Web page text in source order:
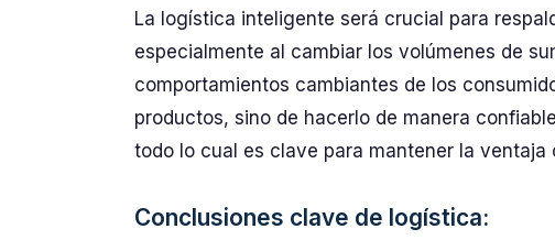
La logística inteligente será crucial para
especialmente al cambiar los volúmenes de
comportamientos cambiantes de los
productos, sino de hacerlo de manera
todo lo cual es clave para mantener la ventaja
Conclusiones clave de logística: